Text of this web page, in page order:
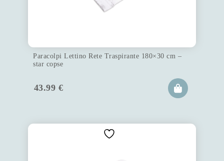
Paracolpi Lettino Rete Traspirante 180×30 cm –
star copse
43.99 €